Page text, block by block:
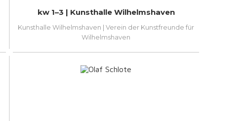
kw 1–3 | Kunsthalle Wilhelmshaven
Kunsthalle Wilhelmshaven | Verein der Kunstfreunde für
Wilhelmshaven